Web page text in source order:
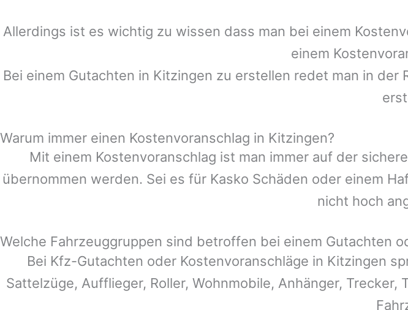
Allerdings ist es wichtig zu wissen dass man bei einem
einem
Bei einem Gutachten in Kitzingen zu erstellen redet man in der
Warum immer einen Kostenvoranschlag in Kitzingen?
Mit einem Kostenvoranschlag ist man immer auf der
übernommen werden. Sei es für Kasko Schäden oder einem
nicht hoch
Welche Fahrzeuggruppen sind betroffen bei einem Gutachten
Bei Kfz-Gutachten oder Kostenvoranschläge in Kitzingen
Sattelzüge, Aufflieger, Roller, Wohnmobile, Anhänger,